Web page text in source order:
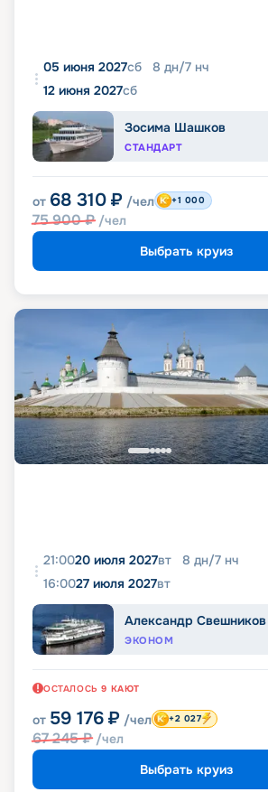
05 июня 2027сб 8 дн/7 нч
12 июня 2027сб
Зосима Шашков
СТАНДАРТ
от 68 310 ₽ /чел
75 900₽ /чел
+1 000
Выбрать круиз
21:0020 июля 2027вт 8 дн/7 нч
16:0027 июля 2027вт
Александр Свешников
ЭКОНОМ
ОСТАЛОСЬ 9 КАЮТ
от 59 176 ₽ /чел
67 245₽ /чел
+2 027
Выбрать круиз